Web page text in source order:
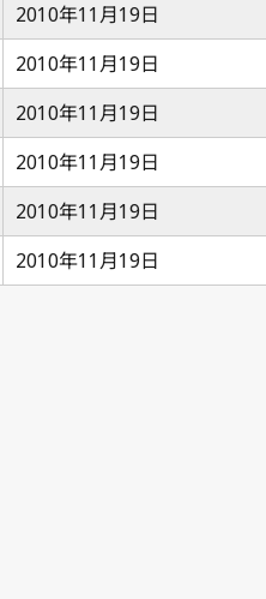
2010年11月19日
2010年11月19日
2010年11月19日
2010年11月19日
2010年11月19日
2010年11月19日